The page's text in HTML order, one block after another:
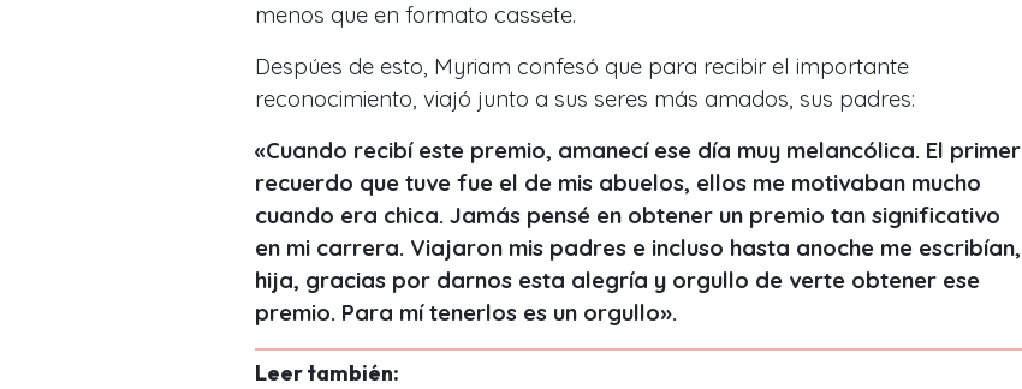
menos que en formato cassete.
Despúes de esto, Myriam confesó que para recibir el importante
reconocimiento, viajó junto a sus seres más amados, sus padres:
«Cuando recibí este premio, amanecí ese día muy melancólica. El primer
recuerdo que tuve fue el de mis abuelos, ellos me motivaban mucho
cuando era chica. Jamás pensé en obtener un premio tan significativo
en mi carrera. Viajaron mis padres e incluso hasta anoche me escribían,
hija, gracias por darnos esta alegría y orgullo de verte obtener ese
premio. Para mí tenerlos es un orgullo».
Leer también: